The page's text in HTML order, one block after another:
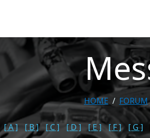
HOME FORUM
[ A ] [ B ] [ C ] [ D ] [ E ] [ F ] [ G ]